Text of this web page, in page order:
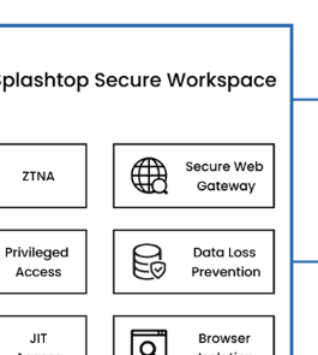
Deutsch
Français
Italiano
Nederlands
Português
简体中文